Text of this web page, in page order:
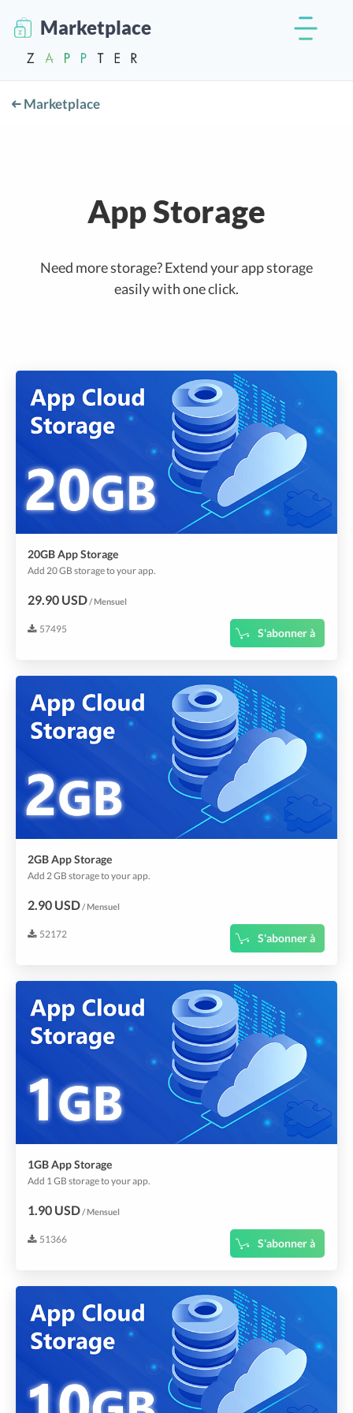
Marketplace
Marketplace
App Storage
Need more storage? Extend your app storage
easily with one click.
20GB App Storage
Add 20 GB storage to your app.
29.90 USD/ Mensuel
57495 S'abonner à
2GB App Storage
Add 2 GB storage to your app.
2.90 USD/ Mensuel
52172 S'abonner à
1GB App Storage
Add 1 GB storage to your app.
1.90 USD/ Mensuel
51366 S'abonner à